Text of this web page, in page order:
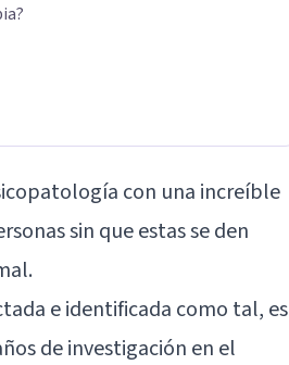
con una increíble
sin que estas se den
e identificada como tal, es
de investigación en el